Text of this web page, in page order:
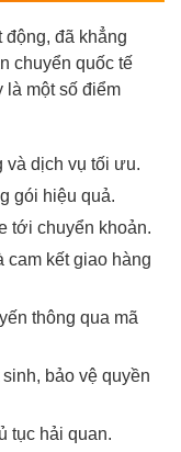
động, đã khẳng
chuyển quốc tế
một số điểm
dịch vụ tối ưu.
gói hiệu quả.
tới chuyển khoản.
cam kết giao hàng
thông qua mã
bảo vệ quyền
tục hải quan.